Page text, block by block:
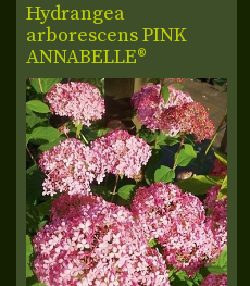
Hydrangea
arborescensPINK
ANNABELLE®